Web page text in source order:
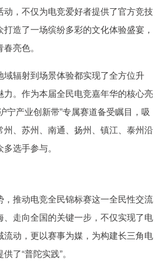
，不仅为电竞爱好者提供了官方竞技
造了一场缤纷多彩的文化体验盛宴，
亮色。
辐射到场景体验都实现了全方位升
。作为本届全民电竞嘉年华的核心亮
宁产业创新带”专属赛道备受瞩目，吸
、苏州、南通、扬州、镇江、泰州沿
选手参与。
推动电竞全民锦标赛这一全民性交流
走向全国的关键一步，不仅实现了电
动，更以赛事为媒，为构建长三角电
了“普陀实践”。